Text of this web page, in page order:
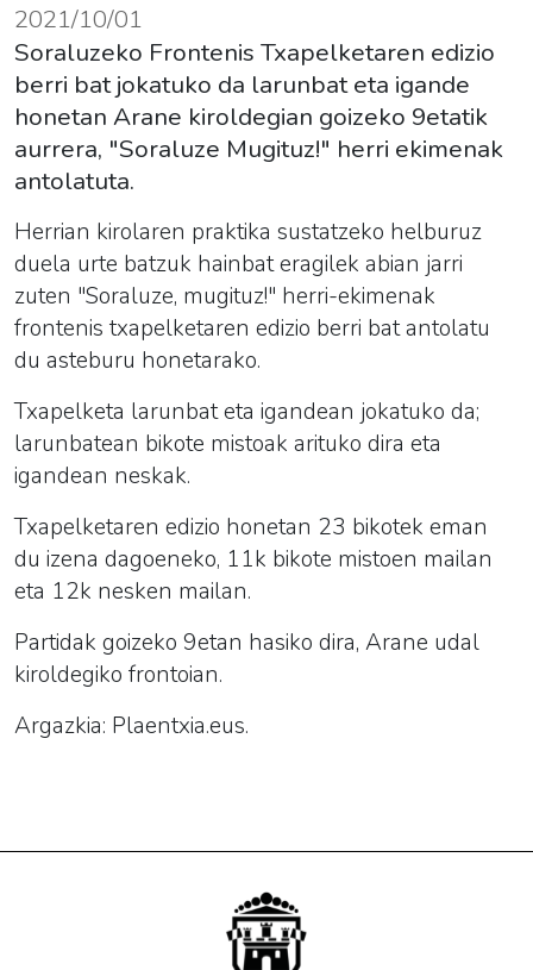
2021/10/01
Soraluzeko Frontenis Txapelketaren edizio
berri bat jokatuko da larunbat eta igande
honetan Arane kiroldegian goizeko 9etatik
aurrera, "Soraluze Mugituz!" herri ekimenak
antolatuta.
Herrian kirolaren praktika sustatzeko helburuz
duela urte batzuk hainbat eragilek abian jarri
zuten "Soraluze, mugituz!" herri-ekimenak
frontenis txapelketaren edizio berri bat antolatu
du asteburu honetarako.
Txapelketa larunbat eta igandean jokatuko da;
larunbatean bikote mistoak arituko dira eta
igandean neskak.
Txapelketaren edizio honetan 23 bikotek eman
du izena dagoeneko, 11k bikote mistoen mailan
eta 12k nesken mailan.
Partidak goizeko 9etan hasiko dira, Arane udal
kiroldegiko frontoian.
Argazkia: Plaentxia.eus.